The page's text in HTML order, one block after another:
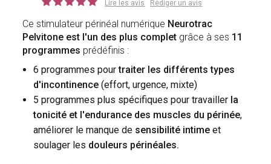
Lire les avis Rédiger un avis
Ce stimulateur périnéal numérique Neurotrac
Pelvitone est l'un des plus complet grâce à ses 11
programmes prédéfinis :
6 programmes pourtraiter les différents types
d'incontinence (effort, urgence, mixte)
5 programmes plus spécifiques pour travailler la
tonicité et l'endurance des muscles du périnée,
améliorer le manque de sensibilité intime et
soulager les douleurs périnéales.